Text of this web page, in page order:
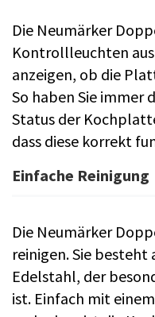
Die Neumärker
Kontrollleuchten
anzeigen, ob die
So haben Sie immer
Status der
dass diese korrekt
Einfache Reinigung
Die Neumärker
reinigen. Sie
Edelstahl, der
ist. Einfach mit